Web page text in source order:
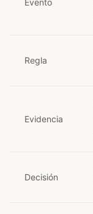
Evento
Regla
Evidencia
Decisión